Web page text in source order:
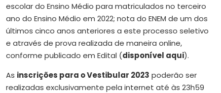
escolar do Ensino Médio para matriculados no terceiro
ano do Ensino Médio em 2022; nota do ENEM de um dos
últimos cinco anos anteriores a este processo seletivo
e através de prova realizada de maneira online,
conforme publicado em Edital (disponível aqui).
As inscrições para o Vestibular 2023 poderão ser
realizadas exclusivamente pela internet até às 23h59